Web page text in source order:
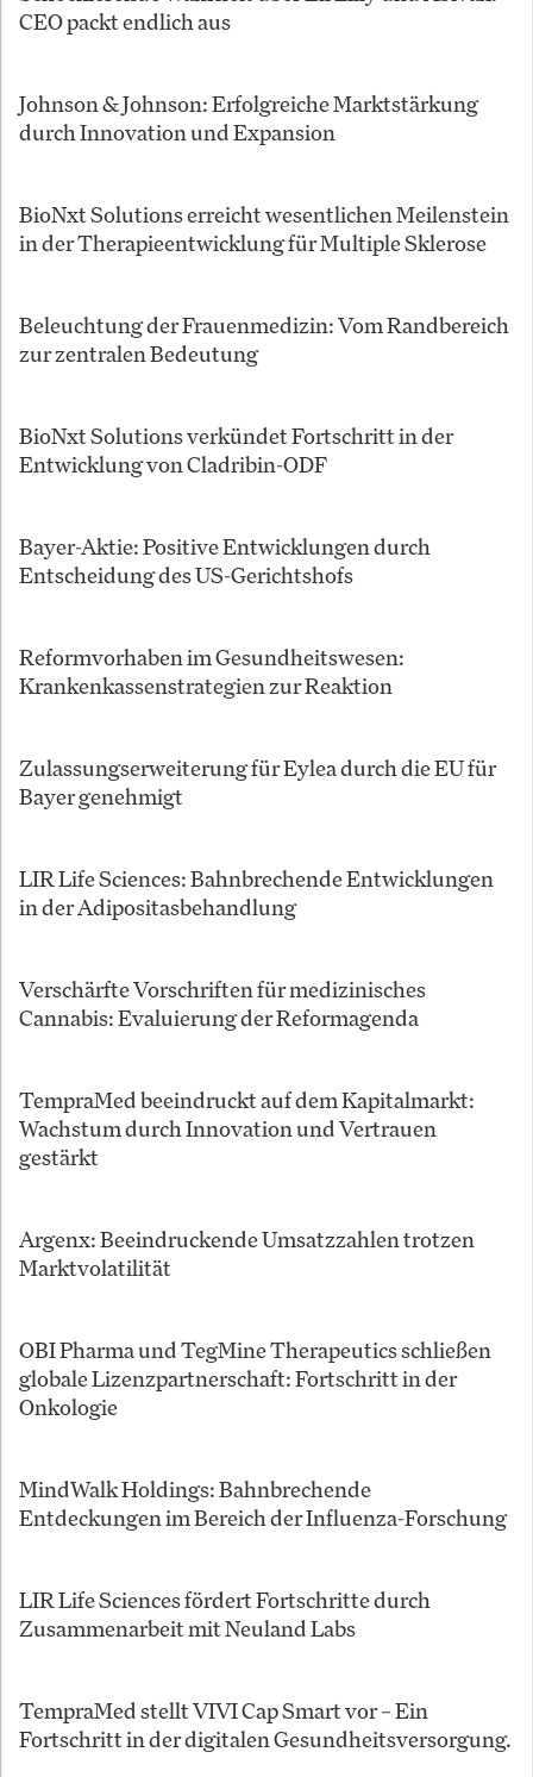
CEO packt endlich aus
Johnson & Johnson: Erfolgreiche Marktstärkung
durch Innovation und Expansion
BioNxt Solutions erreicht wesentlichen Meilenstein
in der Therapieentwicklung für Multiple Sklerose
Beleuchtung der Frauenmedizin: Vom Randbereich
zur zentralen Bedeutung
BioNxt Solutions verkündet Fortschritt in der
Entwicklung von Cladribin-ODF
Bayer-Aktie: Positive Entwicklungen durch
Entscheidung des US-Gerichtshofs
Reformvorhaben im Gesundheitswesen:
Krankenkassenstrategien zur Reaktion
Zulassungserweiterung für Eylea durch die EU für
Bayer genehmigt
LIR Life Sciences: Bahnbrechende Entwicklungen
in der Adipositasbehandlung
Verschärfte Vorschriften für medizinisches
Cannabis: Evaluierung der Reformagenda
TempraMed beeindruckt auf dem Kapitalmarkt:
Wachstum durch Innovation und Vertrauen
gestärkt
Argenx: Beeindruckende Umsatzzahlen trotzen
Marktvolatilität
OBI Pharma und TegMine Therapeutics schließen
globale Lizenzpartnerschaft: Fortschritt in der
Onkologie
MindWalk Holdings: Bahnbrechende
Entdeckungen im Bereich der Influenza-Forschung
LIR Life Sciences fördert Fortschritte durch
Zusammenarbeit mit Neuland Labs
TempraMed stellt VIVI Cap Smart vor – Ein
Fortschritt in der digitalen Gesundheitsversorgung.